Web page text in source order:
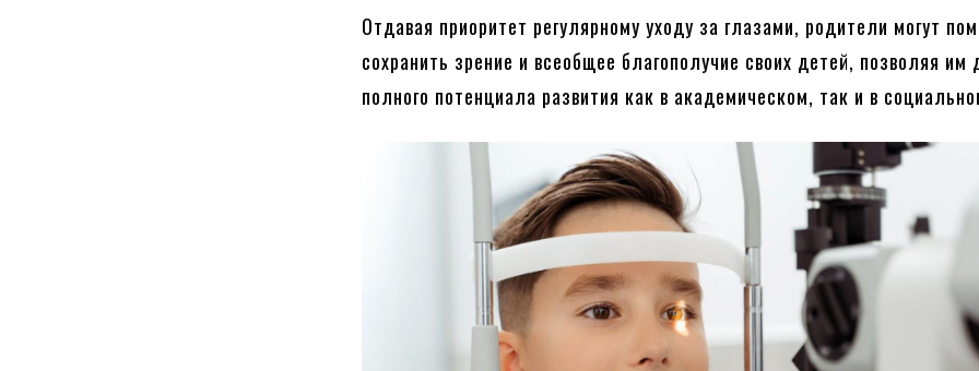
Отдавая приоритет регулярному уходу за глазами, родители могут
сохранить зрение и всеобщее благополучие своих детей, позволяя им
полного потенциала развития как в академическом, так и в